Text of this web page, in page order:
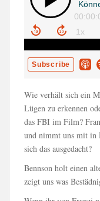
Wie verhält sich ein
Lügen zu erkennen
das FBI im Film?
und nimmt uns mit in
sich das ausgedacht?
Bennson holt einen
zeigt uns was